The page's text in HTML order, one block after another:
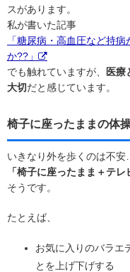
スがあります。
私が書いた記事
「糖尿病・高血圧など持
か??」
でも触れていますが、
医療
大切だと感じています。
椅子に座ったままの体
いきなり外を歩くのは不安
「椅子に座ったまま＋テレ
そうです。
たとえば、
お気に入りのバラエ
とを上げ下げする